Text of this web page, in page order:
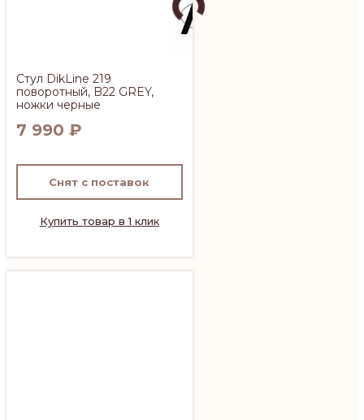
Стул DikLine 219
поворотный, B22 GREY,
ножки черные
7 990 ₽
Снят с поставок
Купить товар в 1 клик